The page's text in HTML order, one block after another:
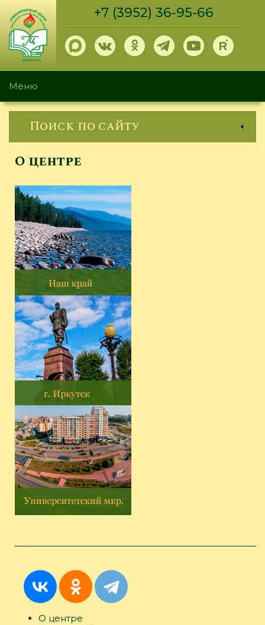
Перейти
основному
содержанию
+7 (3952) 36-95-66
Меню
Поиск по сайту
О центре
О центре